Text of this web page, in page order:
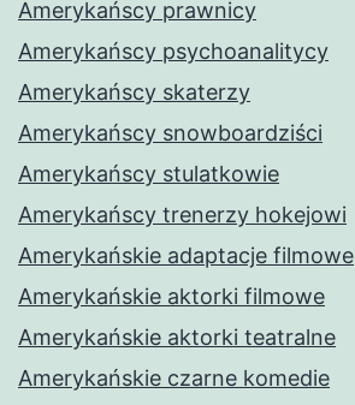
Amerykańscy prawnicy
Amerykańscy psychoanalitycy
Amerykańscy skaterzy
Amerykańscy snowboardziści
Amerykańscy stulatkowie
Amerykańscy trenerzy hokejowi
Amerykańskie adaptacje filmowe
Amerykańskie aktorki filmowe
Amerykańskie aktorki teatralne
Amerykańskie czarne komedie